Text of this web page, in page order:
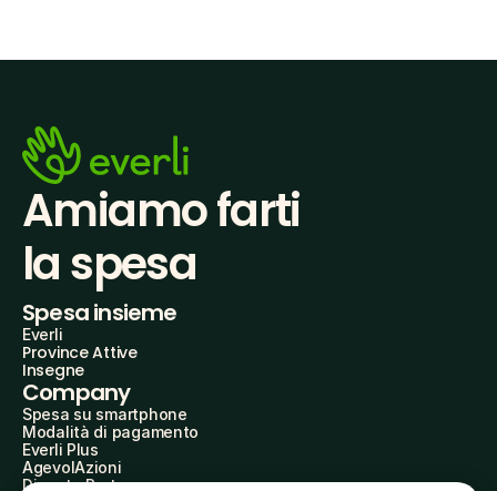
Amiamo farti
la spesa
Spesa insieme
Everli
Province Attive
Insegne
Company
Spesa su smartphone
Modalità di pagamento
Everli Plus
AgevolAzioni
Diventa Partner